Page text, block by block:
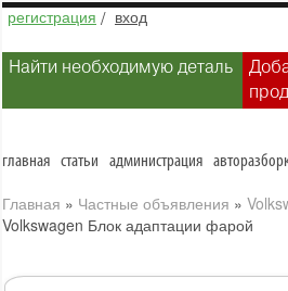
регистрация / вход
Найти необходимую деталь
главная статьи администрация
Главная » Частные объявления »
Volkswagen Блок адаптации фарой